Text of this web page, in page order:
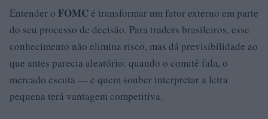
Entender o FOMC é transformar um fator externo em parte
do seu processo de decisão. Para traders brasileiros, esse
conhecimento não elimina risco, mas dá previsibilidade ao
que antes parecia aleatório: quando o comitê fala, o
mercado escuta — e quem souber interpretar a letra
pequena terá vantagem competitiva.